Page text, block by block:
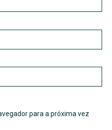
para a próxima vez